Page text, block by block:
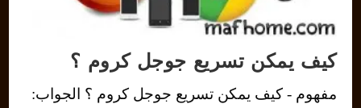
كيف يمكن تسريع جوجل كروم ؟
مفهوم - كيف يمكن تسريع جوجل كروم ؟ الجواب: